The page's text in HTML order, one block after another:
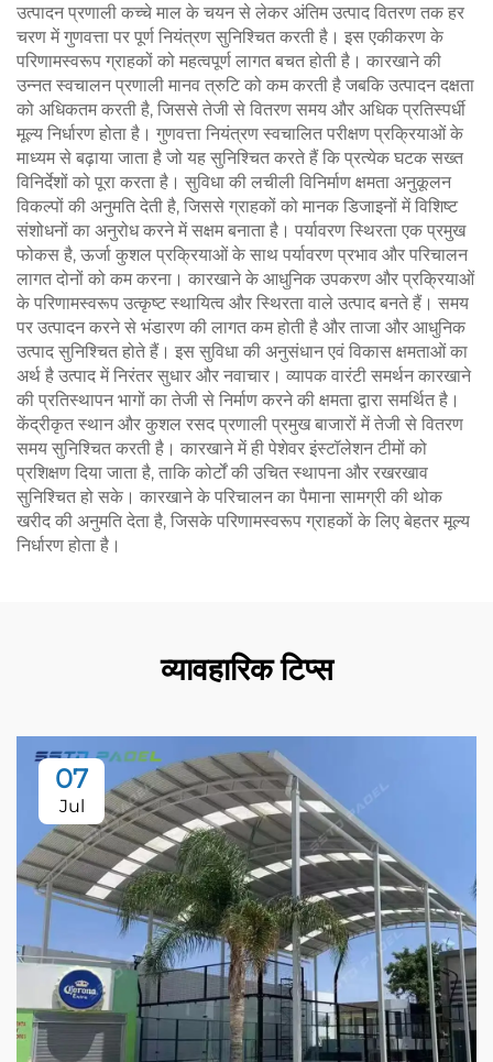
उत्पादन प्रणाली कच्चे माल के चयन से लेकर अंतिम उत्पाद वितरण तक हर
चरण में गुणवत्ता पर पूर्ण नियंत्रण सुनिश्चित करती है। इस एकीकरण के
परिणामस्वरूप ग्राहकों को महत्वपूर्ण लागत बचत होती है। कारखाने की
उन्नत स्वचालन प्रणाली मानव त्रुटि को कम करती है जबकि उत्पादन दक्षता
को अधिकतम करती है, जिससे तेजी से वितरण समय और अधिक प्रतिस्पर्धी
मूल्य निर्धारण होता है। गुणवत्ता नियंत्रण स्वचालित परीक्षण प्रक्रियाओं के
माध्यम से बढ़ाया जाता है जो यह सुनिश्चित करते हैं कि प्रत्येक घटक सख्त
विनिर्देशों को पूरा करता है। सुविधा की लचीली विनिर्माण क्षमता अनुकूलन
विकल्पों की अनुमति देती है, जिससे ग्राहकों को मानक डिजाइनों में विशिष्ट
संशोधनों का अनुरोध करने में सक्षम बनाता है। पर्यावरण स्थिरता एक प्रमुख
फोकस है, ऊर्जा कुशल प्रक्रियाओं के साथ पर्यावरण प्रभाव और परिचालन
लागत दोनों को कम करना। कारखाने के आधुनिक उपकरण और प्रक्रियाओं
के परिणामस्वरूप उत्कृष्ट स्थायित्व और स्थिरता वाले उत्पाद बनते हैं। समय
पर उत्पादन करने से भंडारण की लागत कम होती है और ताजा और आधुनिक
उत्पाद सुनिश्चित होते हैं। इस सुविधा की अनुसंधान एवं विकास क्षमताओं का
अर्थ है उत्पाद में निरंतर सुधार और नवाचार। व्यापक वारंटी समर्थन कारखाने
की प्रतिस्थापन भागों का तेजी से निर्माण करने की क्षमता द्वारा समर्थित है।
केंद्रीकृत स्थान और कुशल रसद प्रणाली प्रमुख बाजारों में तेजी से वितरण
समय सुनिश्चित करती है। कारखाने में ही पेशेवर इंस्टॉलेशन टीमों को
प्रशिक्षण दिया जाता है, ताकि कोर्टों की उचित स्थापना और रखरखाव
सुनिश्चित हो सके। कारखाने के परिचालन का पैमाना सामग्री की थोक
खरीद की अनुमति देता है, जिसके परिणामस्वरूप ग्राहकों के लिए बेहतर मूल्य
निर्धारण होता है।
व्यावहारिक टिप्स
07
Jul